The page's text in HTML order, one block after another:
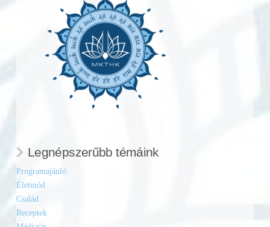
Legnépszerűbb témáink
Programajánló
Életmód
Család
Receptek